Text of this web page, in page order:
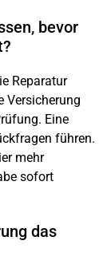
bevor
Reparatur
Versicherung
Eine
führen.
mehr
sofort
das